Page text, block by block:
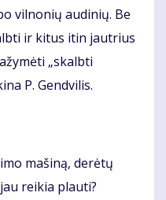
vilnonių audinių. Be
ir kitus itin jautrius
„skalbti
P. Gendvilis.
mašiną, derėtų
reikia plauti?